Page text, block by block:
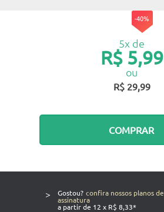
-40%
R$ 29,99
5x de
R$ 5,99
ou
COMPRAR
> Gostou? confira nossos planos de
assinatura
a partir de 12 x R$ 8,33*